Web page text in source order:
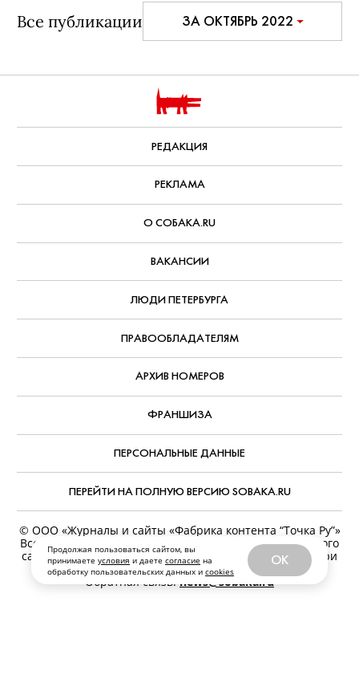
Продолжая пользоваться сайтом, вы
принимаете условия и даете согласие на
обработку пользовательских данных и cookies
OK
Все публикации ЗА ОКТЯБРЬ 2022
РЕДАКЦИЯ
РЕКЛАМА
О СОБАКА.RU
ВАКАНСИИ
ЛЮДИ ПЕТЕРБУРГА
ПРАВООБЛАДАТЕЛЯМ
АРХИВ НОМЕРОВ
ФРАНШИЗА
ПЕРСОНАЛЬНЫЕ ДАННЫЕ
ПЕРЕЙТИ НА ПОЛНУЮ ВЕРСИЮ SOBAKA.RU
© ООО «Журналы и сайты «Фабрика контента “Точка Ру”»
Все права защищены. Перепечатка материалов данного
сайта возможна только с письменного разрешения. При
цитировании ссылка на www.sobaka.ru обязательна.
Обратная связь:news@sobaka.ru